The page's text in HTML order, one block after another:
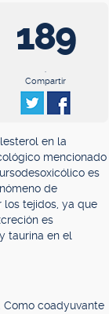
189
.
Compartir
en la
mencionado
es
de
tejidos, ya que
es
taurina en el
Como coadyuvante